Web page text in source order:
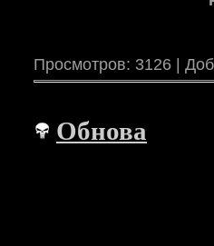
Просмотров: 3126 |
Обнова